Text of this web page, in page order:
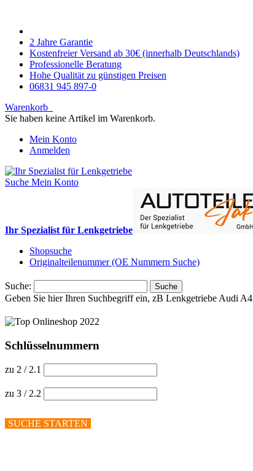
2 Jahre Garantie
Kostenfreier Versand ab 30€ (innerhalb Deutschlands)
Professionelle Beratung
Hohe Qualität zu günstigen Preisen
06831 945 897-0
Warenkorb
Sie haben keine Artikel im Warenkorb.
Mein Konto
Anmelden
Suche Mein Konto
Ihr Spezialist für Lenkgetriebe
Shopsuche
Originalteilenummer (OE Nummern Suche)
Suche: Suche
Geben Sie hier Ihren Suchbegriff ein, zB Lenkgetriebe Audi A4
Schlüsselnummern
zu 2 / 2.1
zu 3 / 2.2
SUCHE STARTEN